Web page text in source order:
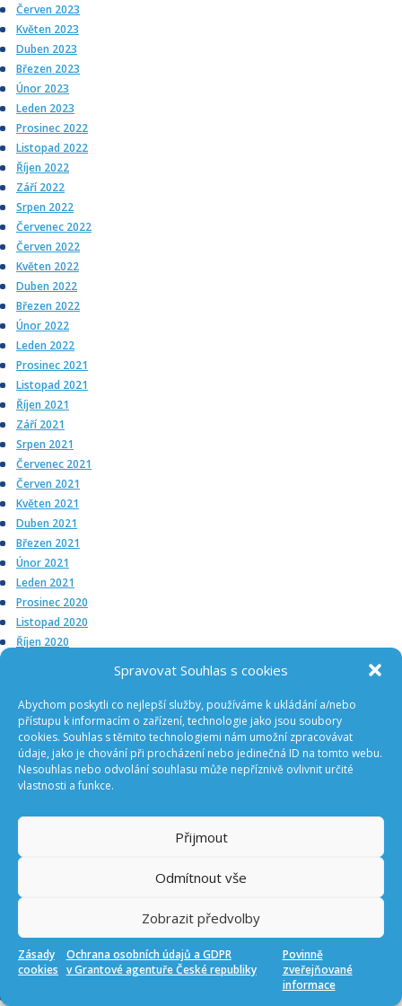
Spravovat Souhlas s cookies
Abychom poskytli co nejlepší služby, používáme k ukládání a/nebo
přístupu k informacím o zařízení, technologie jako jsou soubory
cookies. Souhlas s těmito technologiemi nám umožní zpracovávat
údaje, jako je chování při procházení nebo jedinečná ID na tomto webu.
Nesouhlas nebo odvolání souhlasu může nepříznivě ovlivnit určité
vlastnosti a funkce.
Přijmout
Odmítnout vše
Zobrazit předvolby
Zásady
cookies
Ochrana osobních údajů a GDPR
v Grantové agentuře České republiky
Povinně
zveřejňované
informace
Červen 2023
Květen 2023
Duben 2023
Březen 2023
Únor 2023
Leden 2023
Prosinec 2022
Listopad 2022
Říjen 2022
Září 2022
Srpen 2022
Červenec 2022
Červen 2022
Květen 2022
Duben 2022
Březen 2022
Únor 2022
Leden 2022
Prosinec 2021
Listopad 2021
Říjen 2021
Září 2021
Srpen 2021
Červenec 2021
Červen 2021
Květen 2021
Duben 2021
Březen 2021
Únor 2021
Leden 2021
Prosinec 2020
Listopad 2020
Říjen 2020
Červenec 2020
Červen 2020
Květen 2020
Duben 2020
Březen 2020
Leden 2020
Listopad 2019
Srpen 2019
Červen 2019
Duben 2019
Březen 2019